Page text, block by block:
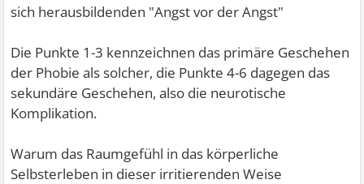
sich herausbildenden "Angst vor der Angst"
Die Punkte 1-3 kennzeichnen das primäre Geschehen
der Phobie als solcher, die Punkte 4-6 dagegen das
sekundäre Geschehen, also die neurotische
Komplikation.
Warum das Raumgefühl in das körperliche
Selbsterleben in dieser irritierenden Weise